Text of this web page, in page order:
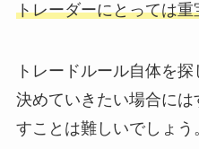
トレーダーにとっては
トレードルール自体を
決めていきたい場合に
すことは難しいでしょう